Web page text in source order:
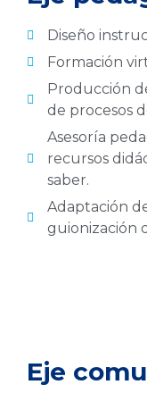
Diseño
Formación
Producción
de procesos
Asesoría
recursos
saber.
Adaptación
guionización
Eje